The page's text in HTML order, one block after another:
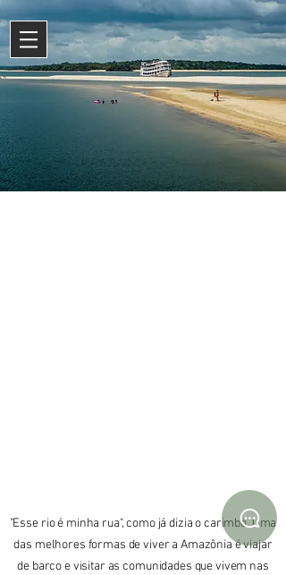
"Esse rio é minha rua", como já dizia o carimbó. Uma
das melhores formas de viver a Amazônia é viajar
de barco e visitar as comunidades que vivem nas